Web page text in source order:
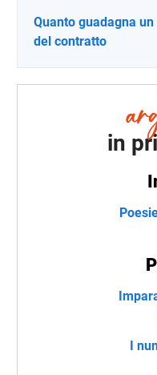
Quanto guadagna
del contratto
in
I